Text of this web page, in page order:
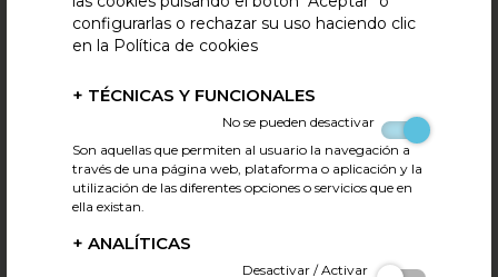
configurarlas o rechazar su uso haciendo clic
en la Política de cookies
+ TÉCNICAS Y FUNCIONALES
No se pueden desactivar
Son aquellas que permiten al usuario la navegación a
través de una página web, plataforma o aplicación y la
utilización de las diferentes opciones o servicios que en
ella existan.
+ ANALÍTICAS
Desactivar / Activar